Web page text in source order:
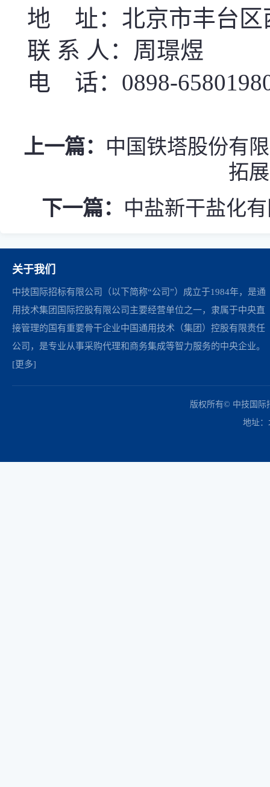
地 址：北京市丰台区
联 系 人：周璟煜
电 话：0898-
上一篇： 中国铁塔股份有
拓
下一篇： 中盐新干盐化
关于我们
中技国际招标有限公司（以下简称“公司”）成立于1984年，是通
用技术集团国际控股有限公司主要经营单位之一，隶属于中央直
接管理的国有重要骨干企业中国通用技术（集团）控股有限责任
公司，是专业从事采购代理和商务集成等智力服务的中央企业。
[更多]
版权所有© 中技国际
地址：